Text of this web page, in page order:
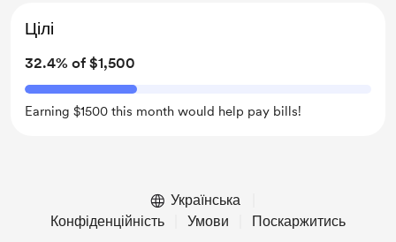
Цілі
32.4% of $1,500
Earning $1500 this month would help pay bills!
Українська
Конфіденційність
Умови Поскаржитись